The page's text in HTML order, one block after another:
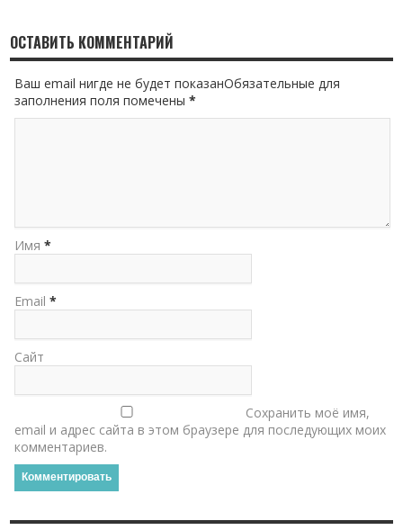
ОСТАВИТЬ КОММЕНТАРИЙ
Ваш email нигде не будет показанОбязательные для
заполнения поля помечены*
Имя *
Email *
Сайт
Сохранить моё имя,
email и адрес сайта в этом браузере для последующих моих
комментариев.